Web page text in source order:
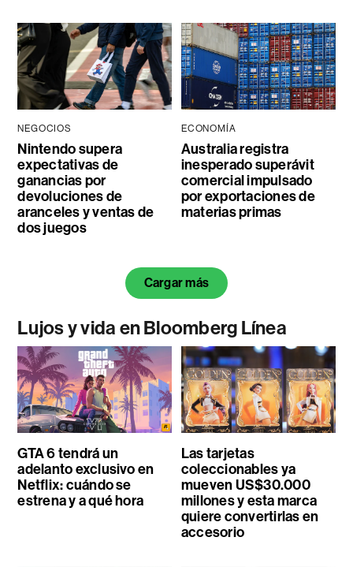
NEGOCIOS
Nintendo supera
expectativas de
ganancias por
devoluciones de
aranceles y ventas de
dos juegos
ECONOMÍA
Australia registra
inesperado superávit
comercial impulsado
por exportaciones de
materias primas
Cargar más
Lujos y vida en Bloomberg Línea
GTA 6 tendrá un
adelanto exclusivo en
Netflix: cuándo se
estrena y a qué hora
Las tarjetas
coleccionables ya
mueven US$30.000
millones y esta marca
quiere convertirlas en
accesorio